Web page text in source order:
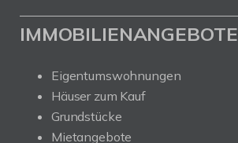
IMMOBILIENANGEBOTE
Eigentumswohnungen
Häuser zum Kauf
Grundstücke
Mietangebote